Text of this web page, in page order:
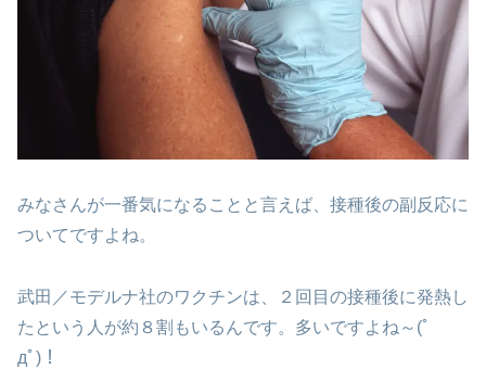
みなさんが一番気になることと言えば、接種後の副反応に
ついてですよね。
武田／モデルナ社のワクチンは、２回目の接種後に発熱し
たという人が約８割もいるんです。多いですよね～(ﾟ
дﾟ)！